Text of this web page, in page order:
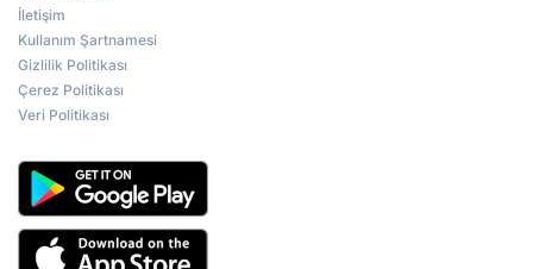
İletişim
Kullanım Şartnamesi
Gizlilik Politikası
Çerez Politikası
Veri Politikası